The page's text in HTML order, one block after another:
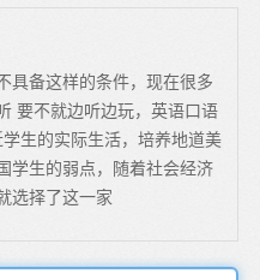
具备这样的条件，现在很多
要不就边听边玩，英语口语
生的实际生活，培养地道美
学生的弱点，随着社会经济
选择了这一家